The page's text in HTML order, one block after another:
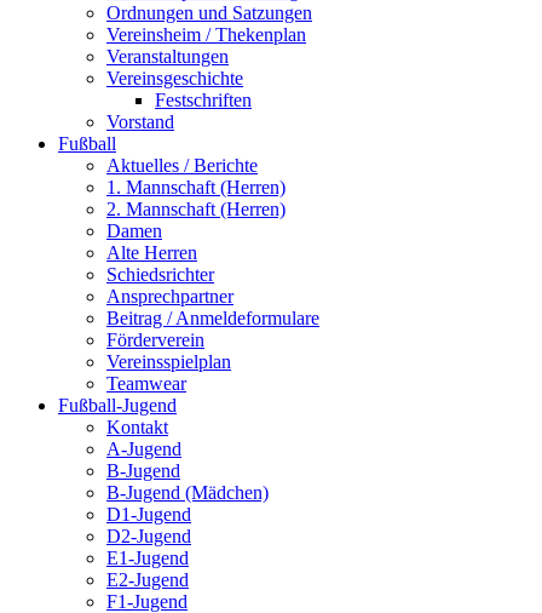
Ordnungen und Satzungen
Vereinsheim / Thekenplan
Veranstaltungen
Vereinsgeschichte
Festschriften
Vorstand
Fußball
Aktuelles / Berichte
1. Mannschaft (Herren)
2. Mannschaft (Herren)
Damen
Alte Herren
Schiedsrichter
Ansprechpartner
Beitrag / Anmeldeformulare
Förderverein
Vereinsspielplan
Teamwear
Fußball-Jugend
Kontakt
A-Jugend
B-Jugend
B-Jugend (Mädchen)
D1-Jugend
D2-Jugend
E1-Jugend
E2-Jugend
F1-Jugend